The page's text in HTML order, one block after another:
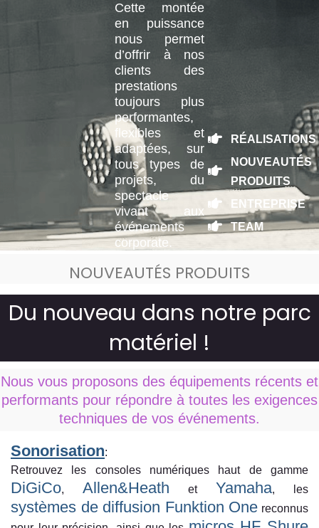
Cette montée
en puissance
nous permet
d’offrir à nos
clients des
prestations
toujours plus
performantes,
flexibles et
adaptées, sur
tous types de
projets, du
spectacle
vivant aux
événements
corporate.
RÉALISATIONS
NOUVEAUTÉS
PRODUITS
ENTREPRISE
TEAM
NOUVEAUTÉS PRODUITS
Du nouveau dans notre parc
matériel !
Nous vous proposons des équipements récents et
performants pour répondre à toutes les exigences
techniques de vos événements.
Sonorisation:
Retrouvez les consoles numériques haut de gamme
DiGiCo, Allen&Heath et Yamaha, les
systèmes de diffusion Funktion One reconnus